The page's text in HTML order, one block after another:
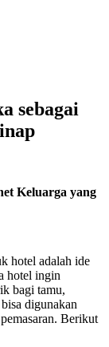
sebagai
Keluarga yang
hotel adalah ide
hotel ingin
bagi tamu,
digunakan
Berikut